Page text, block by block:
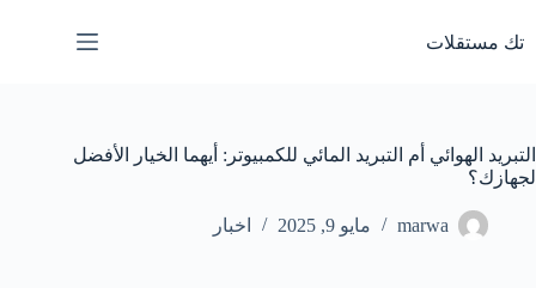
إلى
المحتوى
تك مستقلات
التبريد الهوائي أم التبريد المائي للكمبيوتر: أيهما الخيار الأفضل
لجهازك؟
marwa مايو 9, 2025 اخبار